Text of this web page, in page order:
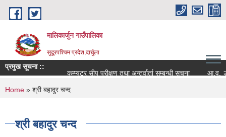
Skip to main content
मालिकार्जुन गाउँपालिका
सुदूरपश्चिम प्रदेश,दार्चुला
प्रमुख सूचना ::
कम्प्युटर सीप परीक्षण तथा अन्तर्वार्ता सम्बन्धी सूचना
आ.व.
You are here
Home » श्री बहादुर चन्द
श्री बहादुर चन्द